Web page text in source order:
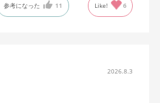
レストありで購入して良かったと思
ちゃんとあります。
参考になった 11 Like! 6
2026.8.3